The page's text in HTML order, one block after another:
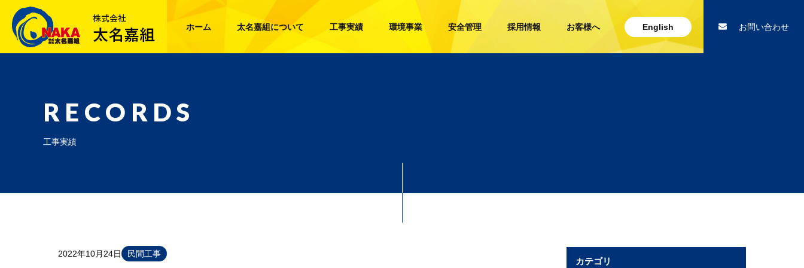
ホーム 太名嘉組について 工事実績 環境事業 安全管理 採用情報 お客様へ English お問い合わせ
RECORDS
工事実績
2022年10月24日 民間工事
カテゴリ